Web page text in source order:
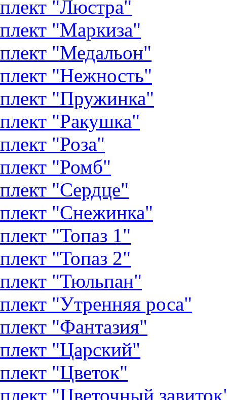
"Люстра"
"Маркиза"
"Медальон"
"Нежность"
"Пружинка"
"Ракушка"
"Роза"
"Ромб"
"Сердце"
"Снежинка"
"Топаз 1"
"Топаз 2"
"Тюльпан"
"Утренняя роса"
"Фантазия"
"Царский"
"Цветок"
"Цветочный